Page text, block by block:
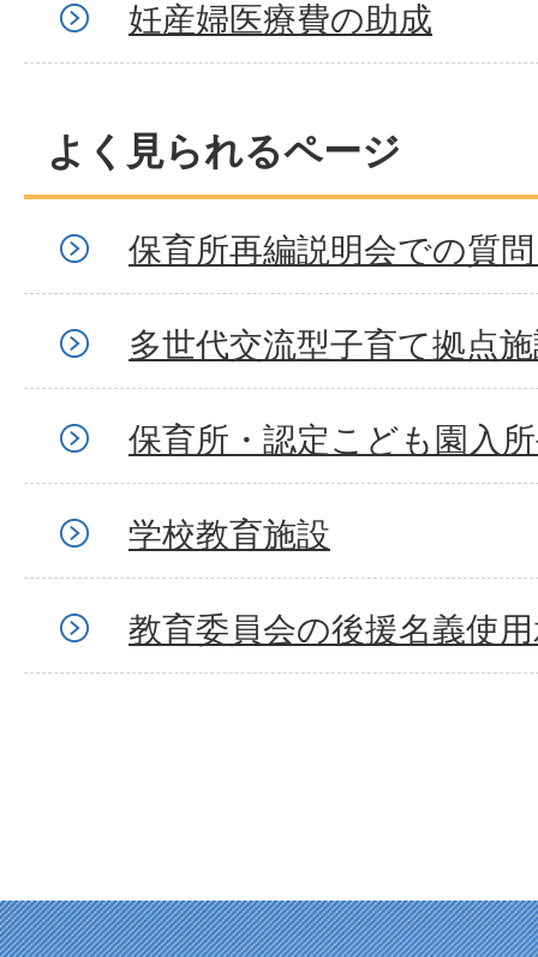
妊産婦医療費の助成
よく見られるページ
保育所再編説明会での質
多世代交流型子育て拠点
保育所・認定こども園入
学校教育施設
教育委員会の後援名義使